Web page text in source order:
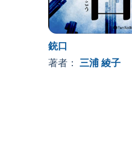
1922年4月、北海
高等女学校卒業後
その後、肺結核と
1952年に洗礼を受
1964年、朝日新聞
銃口
著者： 三浦 綾子